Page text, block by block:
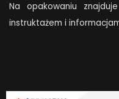
Na opakowaniu
instruktażem i